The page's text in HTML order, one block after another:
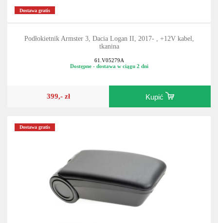
Dostawa gratis
Podłokietnik Armster 3, Dacia Logan II, 2017- , +12V kabel,
tkanina
61.V05279A
Dostępne - dostawa w ciągu 2 dni
399,- zł Kupić
Dostawa gratis